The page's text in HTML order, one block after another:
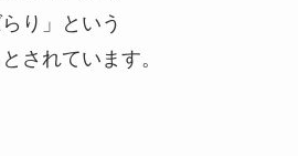
り」という
されています。